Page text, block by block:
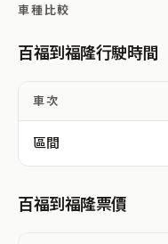
車種比較
百福到福隆行駛時間
車次
區間
百福到福隆票價